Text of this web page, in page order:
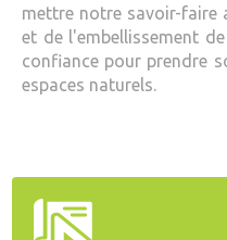
mettre notre savoir-faire
et de l'embellissement
confiance pour prendre
espaces naturels.